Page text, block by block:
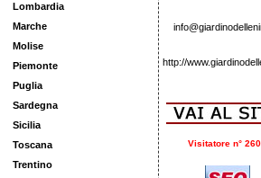
Lombardia
Marche
Molise
Piemonte
Puglia
Sardegna
Sicilia
Toscana
Trentino
http://
Visitatore n°